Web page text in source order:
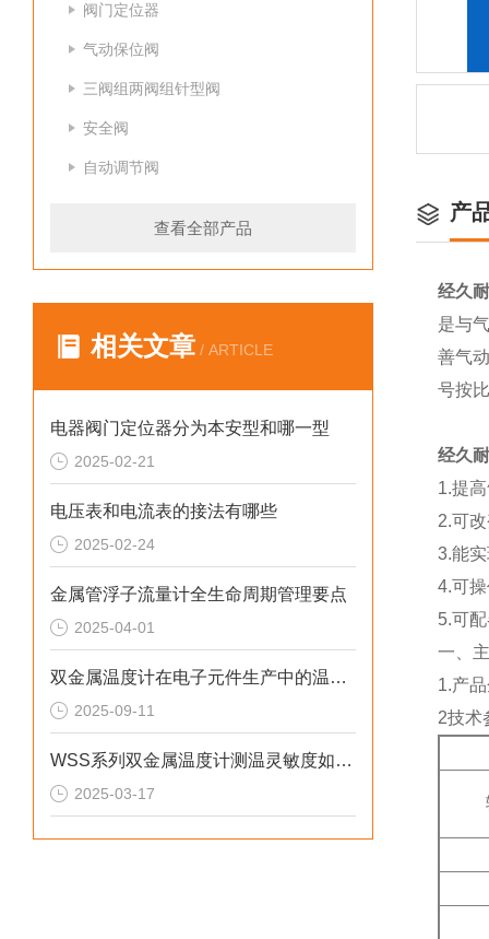
阀门定位器
气动保位阀
三阀组两阀组针型阀
安全阀
自动调节阀
查看全部产品
相关文章 / ARTICLE
电器阀门定位器分为本安型和哪一型
2025-02-21
电压表和电流表的接法有哪些
2025-02-24
金属管浮子流量计全生命周期管理要点
2025-04-01
双金属温度计在电子元件生产中的温度控制要点解析
2025-09-11
WSS系列双金属温度计测温灵敏度如何提升？
2025-03-17
产
经久
是与
善气
号按
经久
1.提
2.可
3.能
4.可
5.可
一、
1.产
2技术